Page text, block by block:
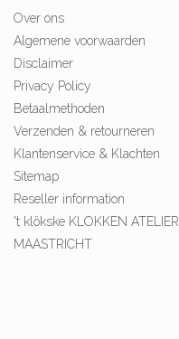
Over ons
Algemene voorwaarden
Disclaimer
Privacy Policy
Betaalmethoden
Verzenden & retourneren
Klantenservice & Klachten
Sitemap
Reseller information
't klökske KLOKKEN ATELIER
MAASTRICHT